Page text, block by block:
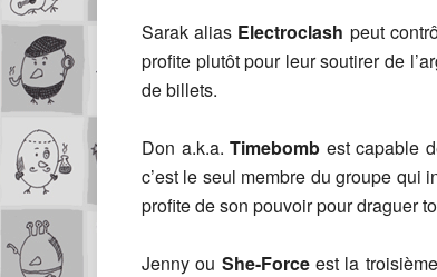
Sarak alias Electroclash peut
profite plutôt pour leur soutirer de
de billets.
Don a.k.a.Timebomb est capable
c’est le seul membre du groupe qui
profite de son pouvoir pour draguer
Jenny ou She-Forceest la